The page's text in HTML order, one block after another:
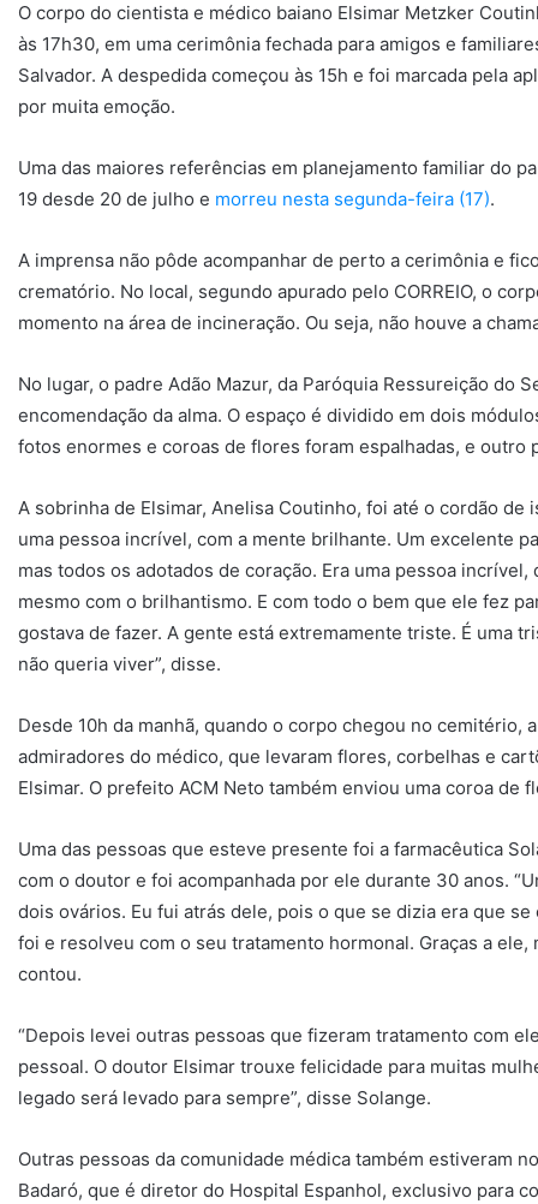
O corpo do cientista e médico baiano Elsimar Metzker
às 17h30, em uma cerimônia fechada para amigos e
Salvador. A despedida começou às 15h e foi marcada pela
por muita emoção.
Uma das maiores referências em planejamento familiar do
19 desde 20 de julho e morreu nesta segunda-feira (17).
A imprensa não pôde acompanhar de perto a cerimônia e
crematório. No local, segundo apurado pelo CORREIO, o
momento na área de incineração. Ou seja, não houve a
No lugar, o padre Adão Mazur, da Paróquia Ressureição do
encomendação da alma. O espaço é dividido em dois
fotos enormes e coroas de flores foram espalhadas, e outro
A sobrinha de Elsimar, Anelisa Coutinho, foi até o cordão de
uma pessoa incrível, com a mente brilhante. Um excelente
mas todos os adotados de coração. Era uma pessoa
mesmo com o brilhantismo. E com todo o bem que ele fez
gostava de fazer. A gente está extremamente triste. É uma
não queria viver”, disse.
Desde 10h da manhã, quando o corpo chegou no cemitério,
admiradores do médico, que levaram flores, corbelhas e
Elsimar. O prefeito ACM Neto também enviou uma coroa de
Uma das pessoas que esteve presente foi a farmacêutica
com o doutor e foi acompanhada por ele durante 30 anos.
dois ovários. Eu fui atrás dele, pois o que se dizia era que
foi e resolveu com o seu tratamento hormonal. Graças a
contou.
“Depois levei outras pessoas que fizeram tratamento com
pessoal. O doutor Elsimar trouxe felicidade para muitas
legado será levado para sempre”, disse Solange.
Outras pessoas da comunidade médica também estiveram
Badaró, que é diretor do Hospital Espanhol, exclusivo para